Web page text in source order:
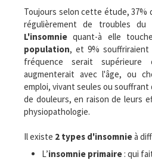
Toujours selon cette étude, 37%
régulièrement de troubles du
L'insomniequant-à elle
population, et 9% souffriraient
fréquence serait
augmenterait avec l'âge, ou
emploi, vivant seules ou souffrant
de douleurs, en raison de leurs
physiopathologie.
Il existe 2 types d'insomnieà
L’insomnie primaire : qui